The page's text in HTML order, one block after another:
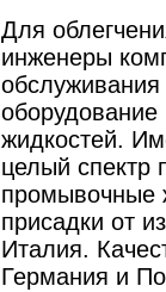
Для
инженеры
жидкостей.
целый спектр
промывочные
присадки от
Италия.
Германия и